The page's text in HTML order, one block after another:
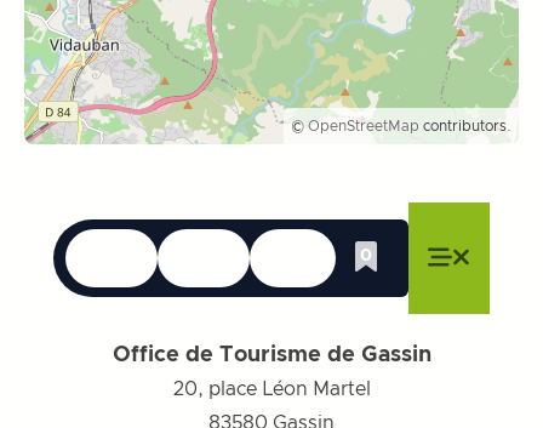
© OpenStreetMap contributors.
Langues
Fermer le menu
Accessibilité
Fermer le menu
Recherche
Fermer le menu
0
Liste de
Office de Tourisme de Gassin
20, place Léon Martel
83580 Gassin